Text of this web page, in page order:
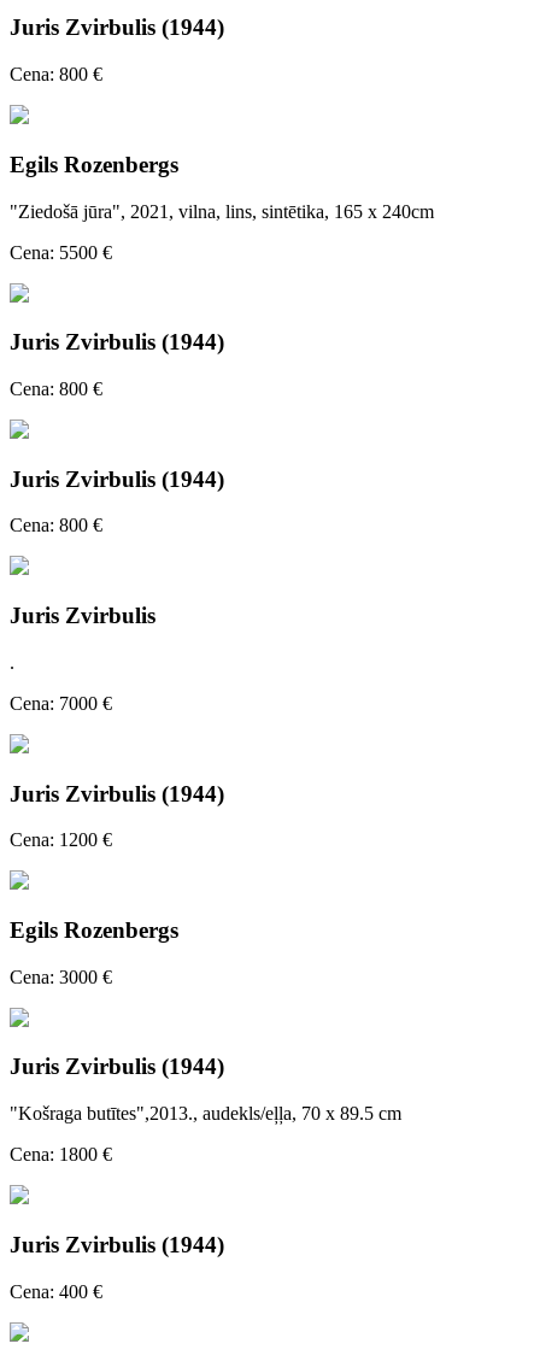
Juris Zvirbulis (1944)
Cena: 800 €
Egils Rozenbergs
"Ziedošā jūra", 2021, vilna, lins, sintētika, 165 x 240cm
Cena: 5500 €
Juris Zvirbulis (1944)
Cena: 800 €
Juris Zvirbulis (1944)
Cena: 800 €
Juris Zvirbulis
.
Cena: 7000 €
Juris Zvirbulis (1944)
Cena: 1200 €
Egils Rozenbergs
Cena: 3000 €
Juris Zvirbulis (1944)
"Košraga butītes",2013., audekls/eļļa, 70 x 89.5 cm
Cena: 1800 €
Juris Zvirbulis (1944)
Cena: 400 €